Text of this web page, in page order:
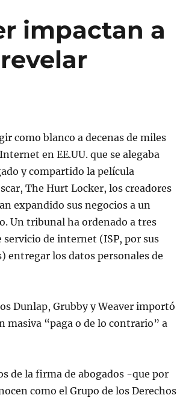
impactan a
como blanco a decenas de miles
en EE.UU. que se alegaba
y compartido la película
The Hurt Locker, los creadores
expandido sus negocios a un
Un tribunal ha ordenado a tres
servicio de internet (ISP, por sus
entregar los datos personales de
Dunlap, Grubby y Weaver importó
“paga o de lo contrario” a
de la firma de abogados -que por
como el Grupo de los Derechos